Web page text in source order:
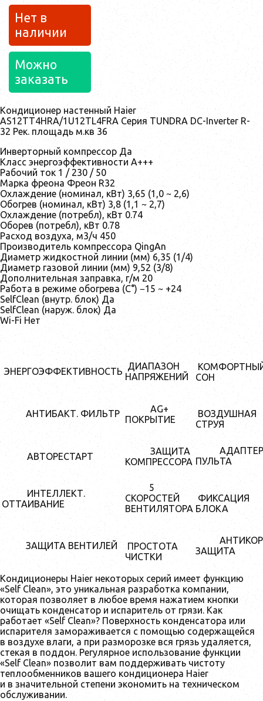
Нет в
наличии
Можно
заказать
Кондиционер настенный Haier
AS12TT4HRA/1U12TL4FRA Серия TUNDRA DC-Inverter R-
32 Рек. площадь м.кв 36
Инверторный компрессор Да
Класс энергоэффективности А+++
Рабочий ток 1 / 230 / 50
Марка фреона Фреон R32
Охлаждение (номинал, кВт) 3,65 (1,0 ~ 2,6)
Обогрев (номинал, кВт) 3,8 (1,1 ~ 2,7)
Охлаждение (потребл), кВт 0.74
Оборев (потребл), кВт 0.78
Расход воздуха, м3/ч 450
Производитель компрессора QingAn
Диаметр жидкостной линии (мм) 6,35 (1/4)
Диаметр газовой линии (мм) 9,52 (3/8)
Дополнительная заправка, г/м 20
Работа в режиме обогрева (С°) −15 ~ +24
SelfClean (внутр. блок) Да
SelfClean (наруж. блок) Да
Wi-Fi Нет
ЭНЕРГОЭФФЕКТИВНОСТЬ ДИАПАЗОН
НАПРЯЖЕНИЙ
СОН
АНТИБАКТ. ФИЛЬТР
AG+
ПОКРЫТИЕ
ВОЗДУШНАЯ
СТРУЯ
АВТОРЕСТАРТ
ЗАЩИТА
КОМПРЕССОРА
АДАПТЕР
ПУЛЬТА
ИНТЕЛЛЕКТ.
ОТТАИВАНИЕ
5
СКОРОСТЕЙ
ВЕНТИЛЯТОРА
ФИКСАЦИЯ
БЛОКА
ЗАЩИТА ВЕНТИЛЕЙ
ПРОСТОТА
ЧИСТКИ
ЗАЩИТА
Кондиционеры Haier некоторых серий имеет функцию
«Self Clean», это уникальная разработка компании,
которая позволяет в любое время нажатием кнопки
очищать конденсатор и испаритель от грязи. Как
работает «Self Clean»? Поверхность конденсатора или
испарителя замораживается с помощью содержащейся
в воздухе влаги, а при разморозке вся грязь удаляется,
стекая в поддон. Регулярное использование функции
«Self Clean» позволит вам поддерживать чистоту
теплообменников вашего кондиционера Haier
и в значительной степени экономить на техническом
обслуживании.